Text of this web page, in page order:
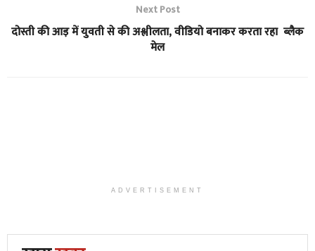
Next Post
दोस्ती की आड़ में युवती से की अश्लीलता, वीडियो बनाकर करता रहा ब्लैक
मेल
ADVERTISEMENT